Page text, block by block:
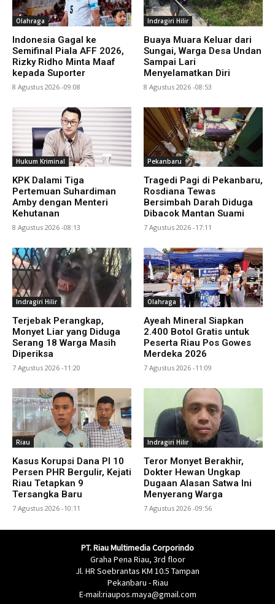
Olahraga
Indonesia Gagal ke
Semifinal Piala AFF 2026,
Rizky Ridho Minta Maaf
kepada Suporter
8 Agustus 2026 -09:08
Indragiri Hilir
Buaya Muara Keluar dari
Sungai, Warga Desa Undan
Sampai Lari
Menyelamatkan Diri
8 Agustus 2026 -08:53
Hukum Kriminal
KPK Dalami Tiga
Pertemuan Suhardiman
Amby dengan Menteri
Kehutanan
8 Agustus 2026 -08:13
Pekanbaru
Tragedi Pagi di Pekanbaru,
Rosdiana Tewas
Bersimbah Darah Diduga
Dibacok Mantan Suami
7 Agustus 2026 -17:11
Indragiri Hilir
Terjebak Perangkap,
Monyet Liar yang Diduga
Serang 18 Warga Masih
Diperiksa
7 Agustus 2026 -11:20
Olahraga
Ayeah Mineral Siapkan
2.400 Botol Gratis untuk
Peserta Riau Pos Gowes
Merdeka 2026
7 Agustus 2026 -11:09
Riau
Kasus Korupsi Dana PI 10
Persen PHR Bergulir, Kejati
Riau Tetapkan 9
Tersangka Baru
7 Agustus 2026 -10:11
Indragiri Hilir
Teror Monyet Berakhir,
Dokter Hewan Ungkap
Dugaan Alasan Satwa Ini
Menyerang Warga
7 Agustus 2026 -09:56
PT. Riau Multimedia Corporindo
Graha Pena Riau, 3rd floor
Jl. HR Soebrantas KM 10.5 Tampan
Pekanbaru - Riau
E-mail:riaupos.maya@gmail.com